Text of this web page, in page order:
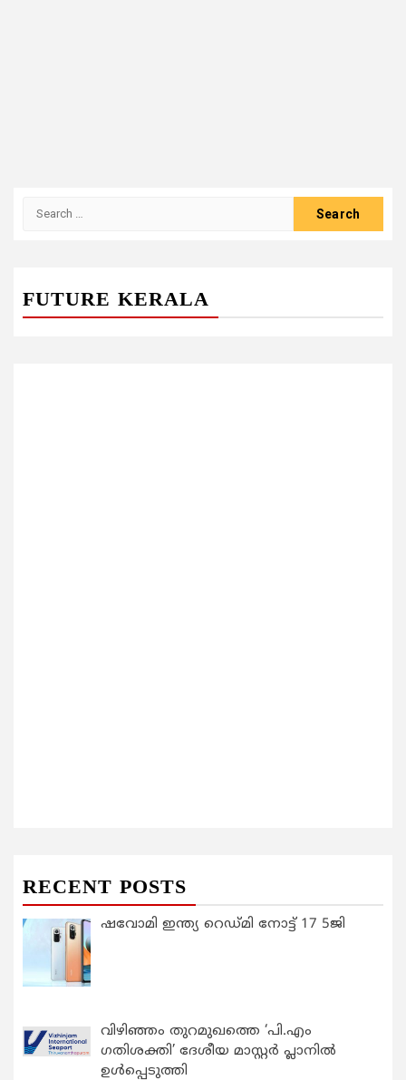
Search
FUTURE KERALA
RECENT POSTS
ഷവോമി ഇന്ത്യ റെഡ്മി നോട്ട് 17 5ജി
വിഴിഞ്ഞം തുറമുഖത്തെ ‘പി.എം
ഗതിശക്തി’ ദേശീയ മാസ്റ്റർ പ്ലാനിൽ
ഉൾപ്പെടുത്തി